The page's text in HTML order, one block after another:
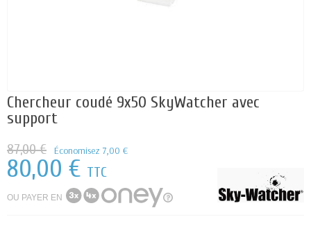
Chercheur coudé 9x50 SkyWatcher avec
support
87,00 € Économisez 7,00 €
80,00 € TTC
OU PAYER EN